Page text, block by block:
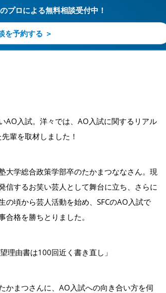
プロによる無料相談受付中！
を予約する ＞
入試。 洋々では、AO入試に関するリアル
輩を取材しました！
大学総合政策学部卒のたかまつななさん。現
信するお笑い芸人として舞台に立ち、さらに
頃から芸人活動を始め、SFCのAO入試で
格を勝ちとりました。
理由書は100回近く書き直し」
まつさんに、AO入試への向き合い方を伺